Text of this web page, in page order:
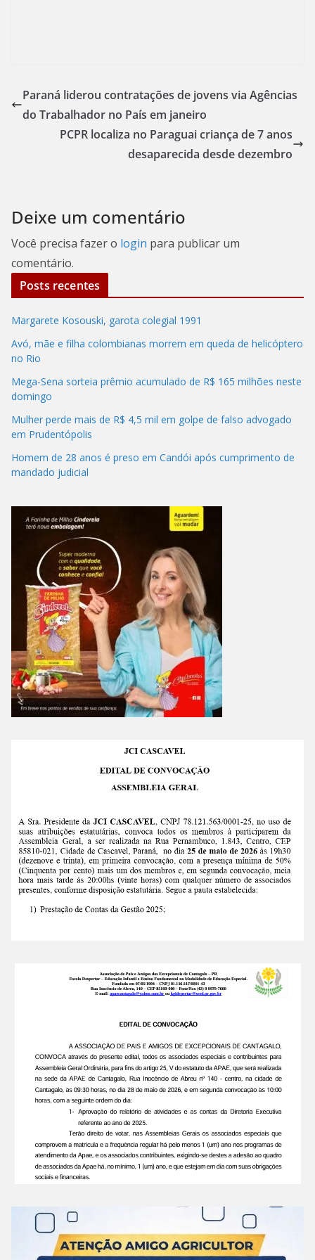
Paraná liderou contratações de jovens via Agências
do Trabalhador no País em janeiro
PCPR localiza no Paraguai criança de 7 anos
desaparecida desde dezembro
Deixe um comentário
Você precisa fazer o login para publicar um
comentário.
Posts recentes
Margarete Kosouski, garota colegial 1991
Avó, mãe e filha colombianas morrem em queda de helicóptero
no Rio
Mega-Sena sorteia prêmio acumulado de R$ 165 milhões neste
domingo
Mulher perde mais de R$ 4,5 mil em golpe de falso advogado
em Prudentópolis
Homem de 28 anos é preso em Candói após cumprimento de
mandado judicial